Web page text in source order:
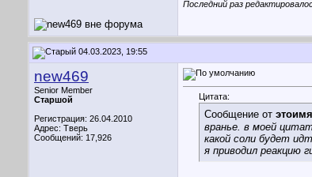
Последний раз
04.03.2023, 19:55
new469
Senior Member
Старшой
Регистрация: 26.04.2010
Адрес: Тверь
Сообщений: 17,926
Цитата:
Сообщение от
вранье. в моей
какой соли будет
я приводил реакцию